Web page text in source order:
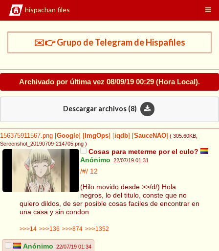
hispachan files
✉️👉 Grupo de Telegram de Hispafiles
Archivado por última vez 08/09/19 00:29 (Hora Local).
Descargar archivos (8)
156375911567.png Google ImgOps iqdb SauceNAO ( 305.60KB
Screenshot_20190709-214705.png )
Cosas para meterme por el culo?
Anónimo 22/07/19 01:31
/#/ 12
(Hilo movido desde >>/d/) Hola
negros, lo del titulo, conste que no
quiero dildos, de ser posible cosas faciles de encontrar en
una casa y sin condon
>>>14 >>>136 >>>874 >>>1352
Anónimo 22/07/19 01:34